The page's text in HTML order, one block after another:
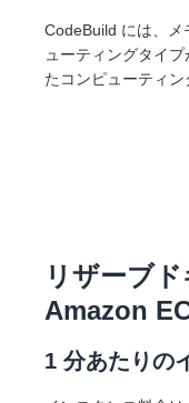
CodeBuild には、メ
ューティングタイ
たコンピューティン
リザーブ
Amazon
1 分あたりの